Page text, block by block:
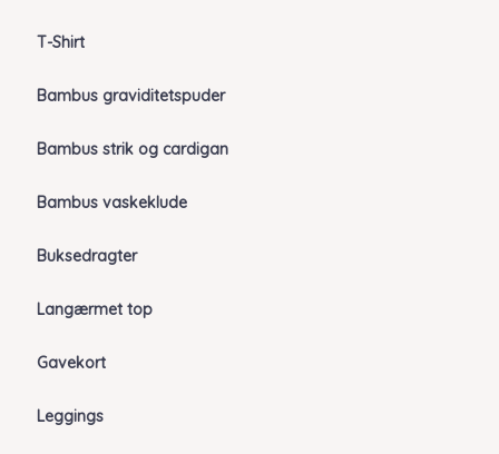
T-Shirt
Bambus graviditetspuder
Bambus strik og cardigan
Bambus vaskeklude
Buksedragter
Langærmet top
Gavekort
Leggings